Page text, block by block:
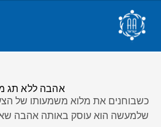
אהבה ללא תג
כשבוחנים את מלוא משמעותו של
שלמעשה הוא עוסק באותה אהבה